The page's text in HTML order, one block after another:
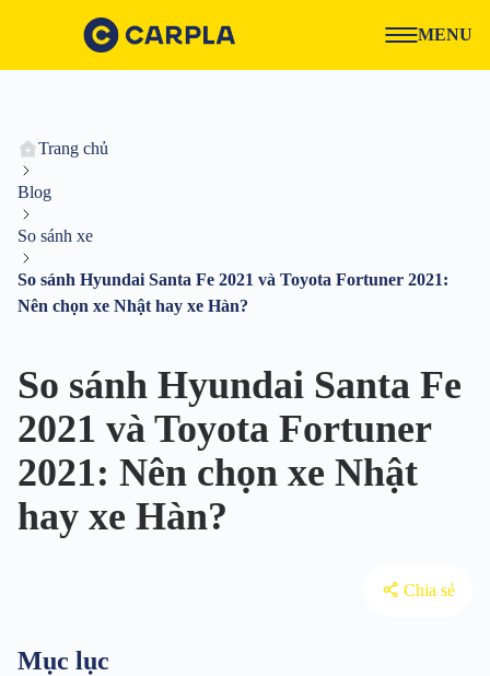
MENU
Trang chủ
Blog
So sánh xe
So sánh Hyundai Santa Fe 2021 và Toyota Fortuner 2021:
Nên chọn xe Nhật hay xe Hàn?
So sánh Hyundai Santa Fe
2021 và Toyota Fortuner
2021: Nên chọn xe Nhật
hay xe Hàn?
Chia sẻ
Mục lục